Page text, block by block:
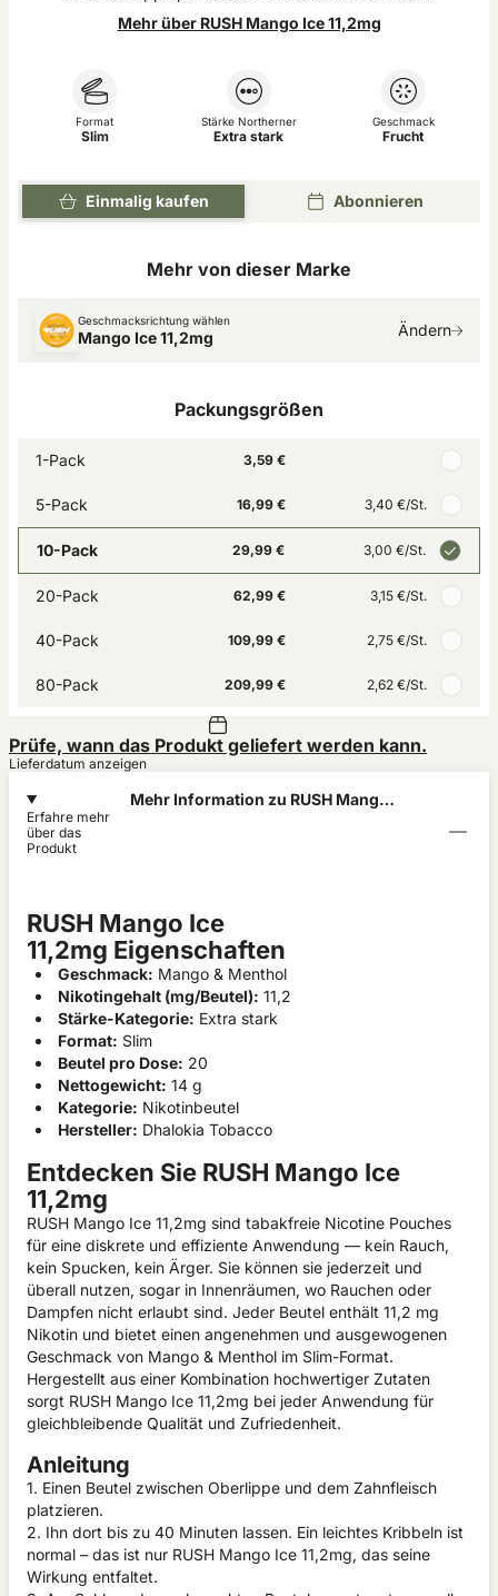
Mehr über RUSH Mango Ice 11,2mg
Einmalig kaufen Abonnieren
Format
Slim
Stärke Northerner
Extra stark
Geschmack
Frucht
Mehr von dieser Marke
Geschmacksrichtung wählen
Mango Ice 11,2mg Ändern
Packungsgrößen
1-Pack 3,59 €
5-Pack 16,99 € 3,40 €/St.
10-Pack 29,99 € 3,00 €/St.
20-Pack 62,99 € 3,15 €/St.
40-Pack 109,99 € 2,75 €/St.
80-Pack 209,99 € 2,62 €/St.
Prüfe, wann das Produkt geliefert werden kann.
Lieferdatum anzeigen
Mehr Information zu RUSH Mango
Erfahre mehr
über das
Produkt
RUSH Mango Ice
11,2mg Eigenschaften
Geschmack: Mango & Menthol
Nikotingehalt (mg/Beutel): 11,2
Stärke-Kategorie: Extra stark
Format: Slim
Beutel pro Dose: 20
Nettogewicht: 14 g
Kategorie: Nikotinbeutel
Hersteller: Dhalokia Tobacco
Entdecken Sie RUSH Mango Ice
11,2mg
RUSH Mango Ice 11,2mg sind tabakfreie Nicotine Pouches
für eine diskrete und effiziente Anwendung — kein Rauch,
kein Spucken, kein Ärger. Sie können sie jederzeit und
überall nutzen, sogar in Innenräumen, wo Rauchen oder
Dampfen nicht erlaubt sind. Jeder Beutel enthält 11,2 mg
Nikotin und bietet einen angenehmen und ausgewogenen
Geschmack von Mango & Menthol im Slim-Format.
Hergestellt aus einer Kombination hochwertiger Zutaten
sorgt RUSH Mango Ice 11,2mg bei jeder Anwendung für
gleichbleibende Qualität und Zufriedenheit.
Anleitung
1. Einen Beutel zwischen Oberlippe und dem Zahnfleisch
platzieren.
2. Ihn dort bis zu 40 Minuten lassen. Ein leichtes Kribbeln ist
normal – das ist nur RUSH Mango Ice 11,2mg, das seine
Wirkung entfaltet.